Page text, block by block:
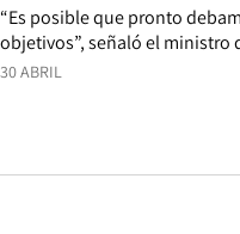
30 ABRIL
“Es posible que pronto
objetivos”, señaló el ministro